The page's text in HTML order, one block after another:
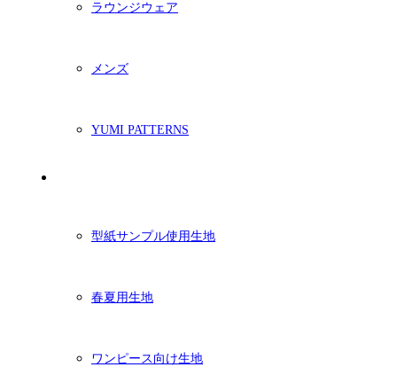
ラウンジウェア
メンズ
YUMI PATTERNS
型紙サンプル使用生地
春夏用生地
ワンピース向け生地